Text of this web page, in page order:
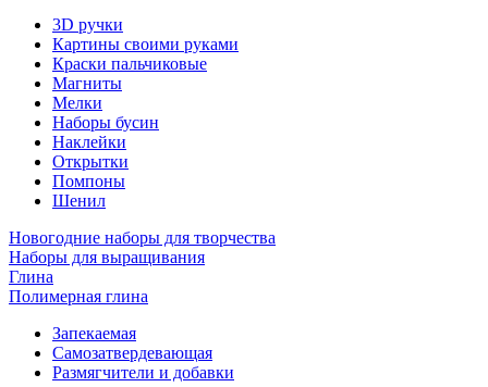
3D ручки
Картины своими руками
Краски пальчиковые
Магниты
Мелки
Наборы бусин
Наклейки
Открытки
Помпоны
Шенил
Новогодние наборы для творчества
Наборы для выращивания
Глина
Полимерная глина
Запекаемая
Самозатвердевающая
Размягчители и добавки